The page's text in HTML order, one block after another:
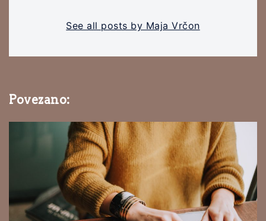
See all posts by Maja Vrčon
Povezano: